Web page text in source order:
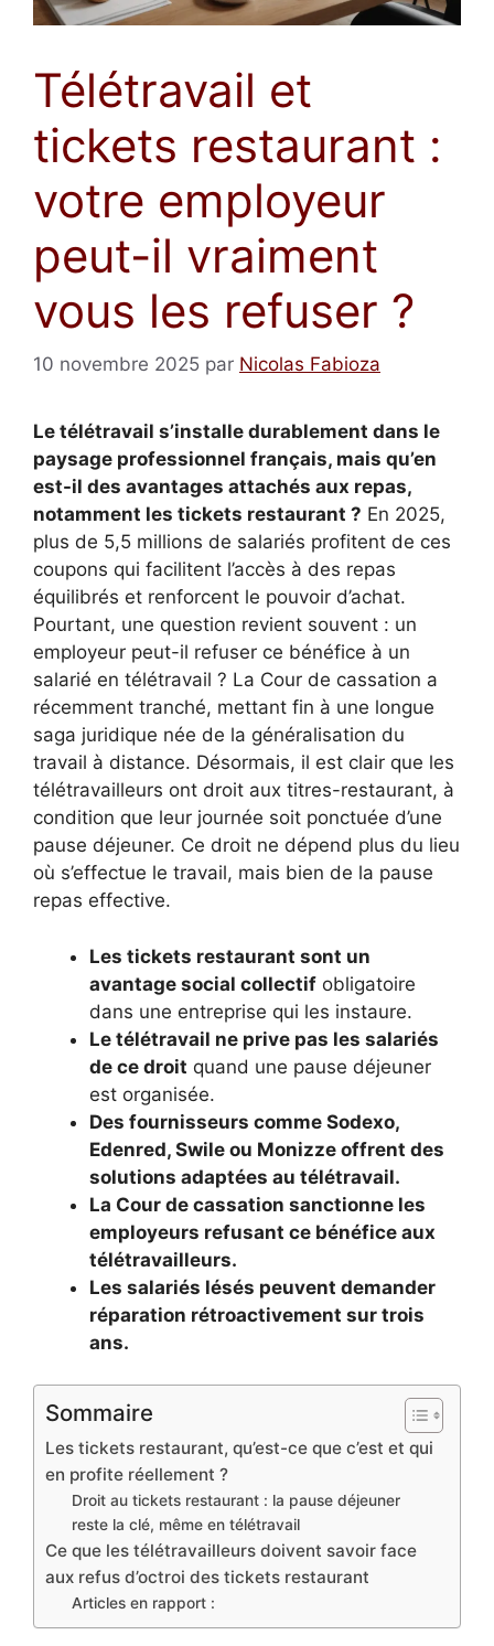
Télétravail et
tickets restaurant :
votre employeur
peut-il vraiment
vous les refuser ?
10 novembre 2025 par Nicolas Fabioza
Le télétravail s’installe durablement dans le
paysage professionnel français, mais qu’en
est-il des avantages attachés aux repas,
notamment les tickets restaurant ? En 2025,
plus de 5,5 millions de salariés profitent de ces
coupons qui facilitent l’accès à des repas
équilibrés et renforcent le pouvoir d’achat.
Pourtant, une question revient souvent : un
employeur peut-il refuser ce bénéfice à un
salarié en télétravail ? La Cour de cassation a
récemment tranché, mettant fin à une longue
saga juridique née de la généralisation du
travail à distance. Désormais, il est clair que les
télétravailleurs ont droit aux titres-restaurant, à
condition que leur journée soit ponctuée d’une
pause déjeuner. Ce droit ne dépend plus du lieu
où s’effectue le travail, mais bien de la pause
repas effective.
Les tickets restaurant sont un
avantage social collectif obligatoire
dans une entreprise qui les instaure.
Le télétravail ne prive pas les salariés
de ce droit quand une pause déjeuner
est organisée.
Des fournisseurs comme Sodexo,
Edenred, Swile ou Monizze offrent des
solutions adaptées au télétravail.
La Cour de cassation sanctionne les
employeurs refusant ce bénéfice aux
télétravailleurs.
Les salariés lésés peuvent demander
réparation rétroactivement sur trois
ans.
Sommaire
Les tickets restaurant, qu’est-ce que c’est et qui
en profite réellement ?
Droit au tickets restaurant : la pause déjeuner
reste la clé, même en télétravail
Ce que les télétravailleurs doivent savoir face
aux refus d’octroi des tickets restaurant
Articles en rapport :